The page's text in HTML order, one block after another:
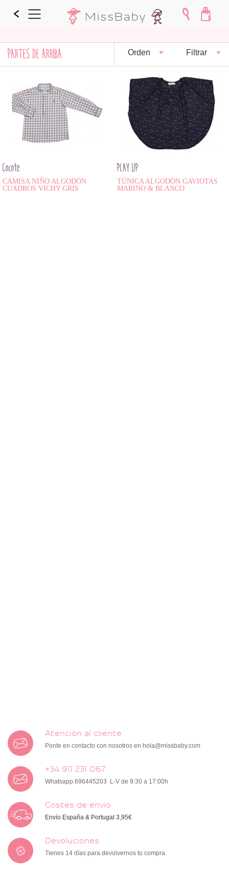
PARTES DE ARRIBA Orden Filtrar
Cocote
CAMISA NIÑO ALGODÓN
CUADROS VICHY GRIS
PLAY UP
TÚNICA ALGODÓN GAVIOTAS
MARINO & BLANCO
Atención al cliente
Ponte en contacto con nosotros en hola@missbaby.com
+34 911 231 067
Whatsapp 696445203 L-V de 9:30 a 17:00h
Costes de envío
Envío España & Portugal 3,95€
Devoluciones
Tienes 14 días para devolvernos tu compra